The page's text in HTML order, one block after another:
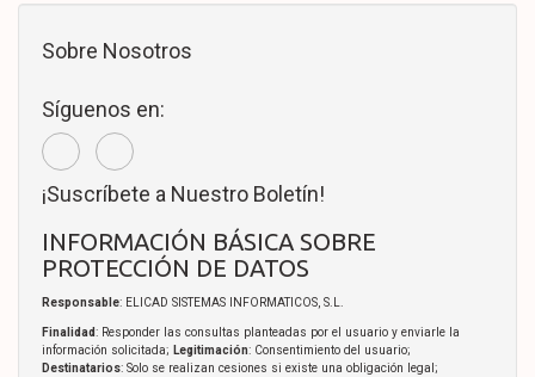
Sobre Nosotros
Síguenos en:
¡Suscríbete a Nuestro Boletín!
INFORMACIÓN BÁSICA SOBRE
PROTECCIÓN DE DATOS
Responsable: ELICAD SISTEMAS INFORMATICOS, S.L.
Finalidad: Responder las consultas planteadas por el usuario y enviarle la
información solicitada; Legitimación: Consentimiento del usuario;
Destinatarios: Solo se realizan cesiones si existe una obligación legal;